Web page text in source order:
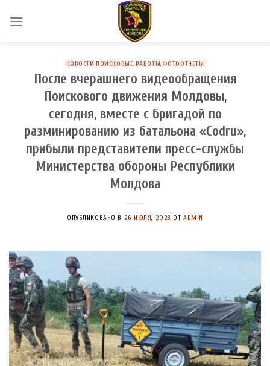
НОВОСТИ,ПОИСКОВЫЕ РАБОТЫ,ФОТООТЧЕТЫ
После вчерашнего видеообращения
Поискового движения Молдовы,
сегодня, вместе с бригадой по
разминированию из батальона «Codru»,
прибыли представители пресс-службы
Министерства обороны Республики
Молдова
ОПУБЛИКОВАНО В 26 ИЮЛЯ, 2023 ОТADMIN